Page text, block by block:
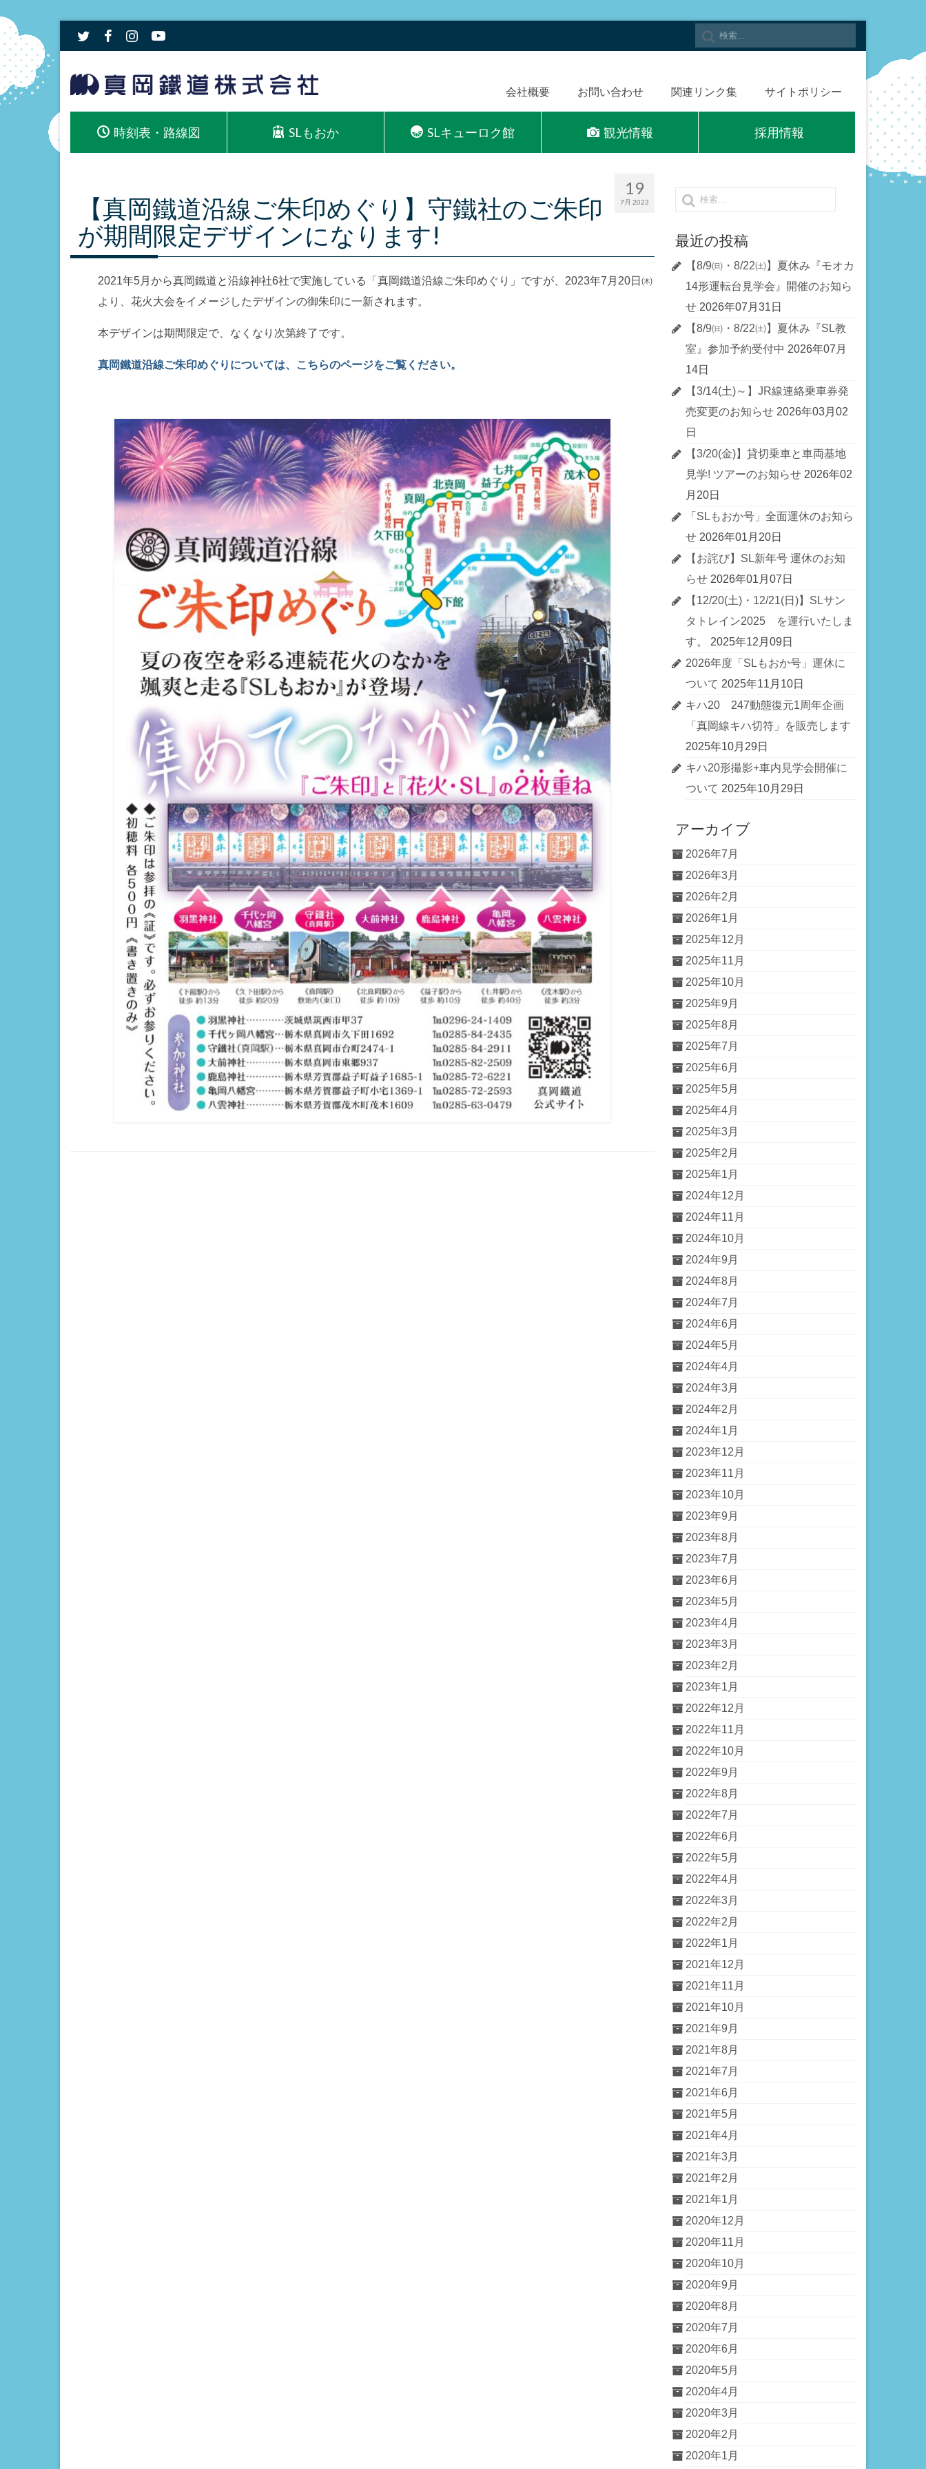
会社概要 お問い合わせ 関連リンク集 サイトポリシー
時刻表・路線図 SLもおか SLキューロク館 観光情報 採用情報
19
7月 2023
【真岡鐵道沿線ご朱印めぐり】守鐵社のご朱印
が期間限定デザインになります!
2021年5月から真岡鐵道と沿線神社6社で実施している「真岡鐵道沿線ご朱印めぐり」ですが、2023年7月20日㈭
より、花火大会をイメージしたデザインの御朱印に一新されます。
本デザインは期間限定で、なくなり次第終了です。
真岡鐵道沿線ご朱印めぐりについては、こちらのページをご覧ください。
最近の投稿
【8/9㈰・8/22㈯】夏休み『モオカ
14形運転台見学会』開催のお知ら
せ 2026年07月31日
【8/9㈰・8/22㈯】夏休み『SL教
室』参加予約受付中 2026年07月
14日
【3/14(土)～】JR線連絡乗車券発
売変更のお知らせ 2026年03月02
日
【3/20(金)】貸切乗車と車両基地
見学! ツアーのお知らせ 2026年02
月20日
「SLもおか号」全面運休のお知ら
せ 2026年01月20日
【お詫び】SL新年号 運休のお知
らせ 2026年01月07日
【12/20(土)・12/21(日)】SLサン
タトレイン2025 を運行いたしま
す。
2025年12月09日
2026年度「SLもおか号」運休に
ついて 2025年11月10日
キハ20 247動態復元1周年企画
「真岡線キハ切符」を販売します
2025年10月29日
キハ20形撮影+車内見学会開催に
ついて 2025年10月29日
アーカイブ
2026年7月
2026年3月
2026年2月
2026年1月
2025年12月
2025年11月
2025年10月
2025年9月
2025年8月
2025年7月
2025年6月
2025年5月
2025年4月
2025年3月
2025年2月
2025年1月
2024年12月
2024年11月
2024年10月
2024年9月
2024年8月
2024年7月
2024年6月
2024年5月
2024年4月
2024年3月
2024年2月
2024年1月
2023年12月
2023年11月
2023年10月
2023年9月
2023年8月
2023年7月
2023年6月
2023年5月
2023年4月
2023年3月
2023年2月
2023年1月
2022年12月
2022年11月
2022年10月
2022年9月
2022年8月
2022年7月
2022年6月
2022年5月
2022年4月
2022年3月
2022年2月
2022年1月
2021年12月
2021年11月
2021年10月
2021年9月
2021年8月
2021年7月
2021年6月
2021年5月
2021年4月
2021年3月
2021年2月
2021年1月
2020年12月
2020年11月
2020年10月
2020年9月
2020年8月
2020年7月
2020年6月
2020年5月
2020年4月
2020年3月
2020年2月
2020年1月